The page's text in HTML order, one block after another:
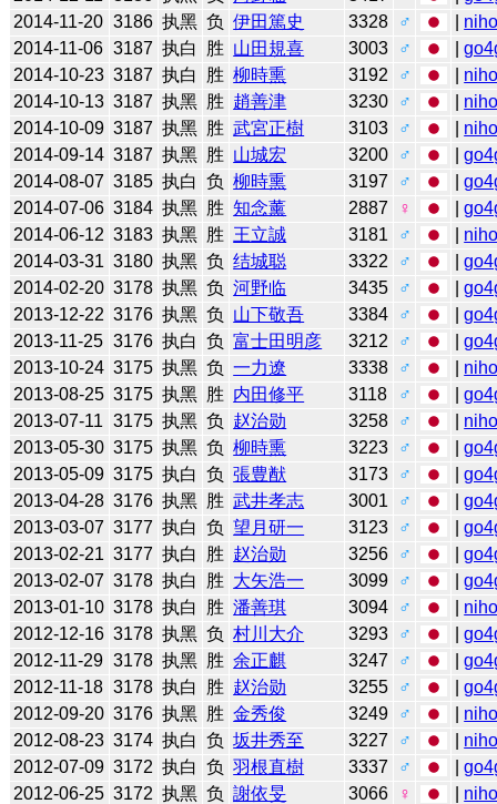
2014-11-20 3186 执黑 负 伊田篤史 3328 ♂
2014-11-06 3187 执白 胜 山田規喜 3003 ♂ |
2014-10-23 3187 执白 胜 柳時熏 3192 ♂
2014-10-13 3187 执黑 胜 趙善津 3230 ♂
2014-10-09 3187 执黑 胜 武宮正樹 3103 ♂
2014-09-14 3187 执黑 胜 山城宏 3200 ♂ |
2014-08-07 3185 执白 负 柳時熏 3197 ♂ |
2014-07-06 3184 执黑 胜 知念薰 2887 ♀ |
2014-06-12 3183 执黑 胜 王立誠 3181 ♂
2014-03-31 3180 执黑 负 结城聪 3322 ♂ |
2014-02-20 3178 执黑 负 河野临 3435 ♂ |
2013-12-22 3176 执黑 负 山下敬吾 3384 ♂ |
2013-11-25 3176 执白 负 富士田明彦 3212 ♂ |
2013-10-24 3175 执黑 负 一力遼 3338 ♂
2013-08-25 3175 执黑 胜 内田修平 3118 ♂ |
2013-07-11 3175 执黑 负 赵治勋 3258 ♂
2013-05-30 3175 执黑 负 柳時熏 3223 ♂ |
2013-05-09 3175 执白 负 張豊猷 3173 ♂ |
2013-04-28 3176 执黑 胜 武井孝志 3001 ♂ |
2013-03-07 3177 执白 负 望月研一 3123 ♂ |
2013-02-21 3177 执白 胜 赵治勋 3256 ♂ |
2013-02-07 3178 执白 胜 大矢浩一 3099 ♂ |
2013-01-10 3178 执白 胜 潘善琪 3094 ♂
2012-12-16 3178 执黑 负 村川大介 3293 ♂ |
2012-11-29 3178 执黑 胜 余正麒 3247 ♂ |
2012-11-18 3178 执白 胜 赵治勋 3255 ♂ |
2012-09-20 3176 执黑 胜 金秀俊 3249 ♂
2012-08-23 3174 执白 负 坂井秀至 3227 ♂
2012-07-09 3172 执白 负 羽根直樹 3337 ♂ |
2012-06-25 3172 执黑 负 謝依旻 3066 ♀